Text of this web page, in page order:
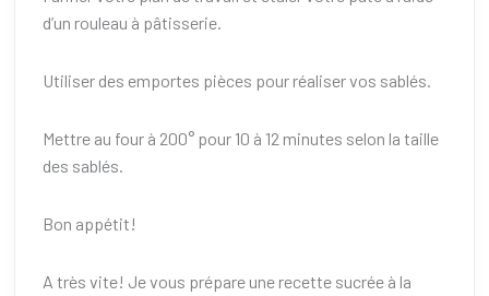
d’un rouleau à pâtisserie.
Utiliser des emportes pièces pour réaliser vos sablés.
Mettre au four à 200° pour 10 à 12 minutes selon la taille
des sablés.
Bon appétit!
A très vite! Je vous prépare une recette sucrée à la